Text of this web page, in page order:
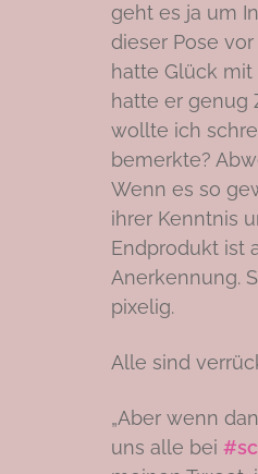
geht es ja um
dieser Pose
hatte Glück mit
hatte er genug
wollte ich
bemerkte?
Wenn es so
ihrer Kenntnis
Endprodukt ist
Anerkennung.
pixelig.
Alle sind
„Aber wenn
uns alle bei